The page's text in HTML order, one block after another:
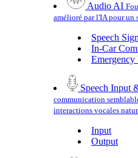
Audio AI
amélioré par l'IA pour un
Speech
In-Car
Speech Input
communication
interactions vocales
Input
Output